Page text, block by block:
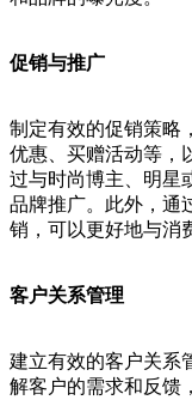
促销与推广
制定有效的促销策略
优惠、买赠活动等，
过与时尚博主、明星
品牌推广。此外，通
销，可以更好地与消
客户关系管理
建立有效的客户关系
解客户的需求和反馈